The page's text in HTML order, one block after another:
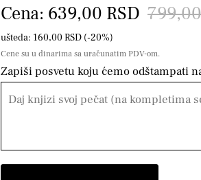
Cena: 639,00 RSD 799,00
ušteda: 160,00 RSD (-20%)
Cene su u dinarima sa uračunatim PDV-om.
Zapiši posvetu koju ćemo odštampati